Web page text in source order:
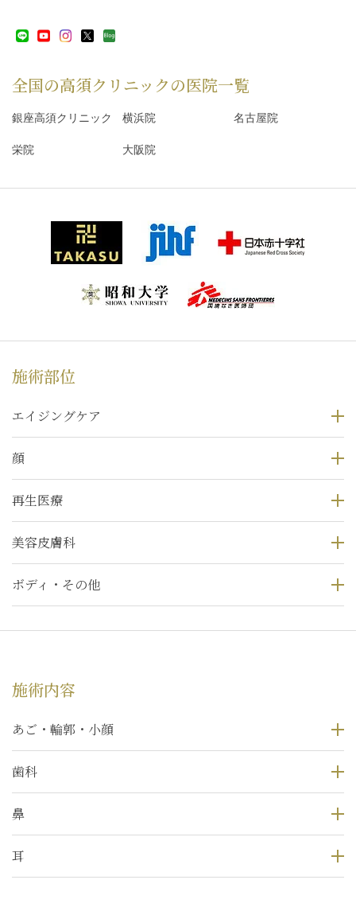
全国の高須クリニックの医院一覧
銀座高須クリニック 横浜院 名古屋院
栄院 大阪院
施術部位
エイジングケア
顔
再生医療
美容皮膚科
ボディ・その他
施術内容
あご・輪郭・小顔
歯科
鼻
耳